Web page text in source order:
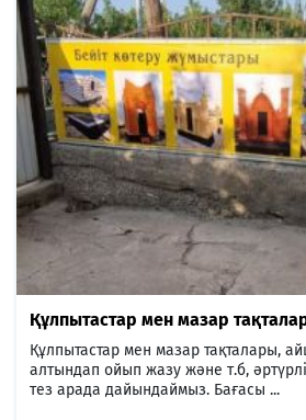
Құлпытастар мен мазар
Құлпытастар мен мазар тақталары,
алтындап ойып жазу және т.б,
тез арада дайындаймыз. Бағасы ...